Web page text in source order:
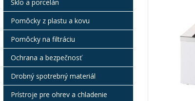
Sklo a porcelán
Pomôcky z plastu a kovu
Pomôcky na filtráciu
Ochrana a bezpečnosť
Drobný spotrebný materiál
Prístroje pre ohrev a chladenie